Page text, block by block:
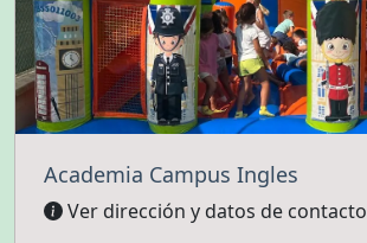
Academia Campus Ingles
Ver dirección y datos de contacto